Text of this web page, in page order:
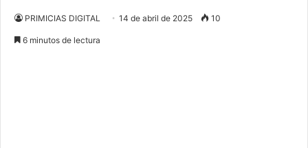
PRIMICIAS DIGITAL 14 de abril de 2025 10
6 minutos de lectura